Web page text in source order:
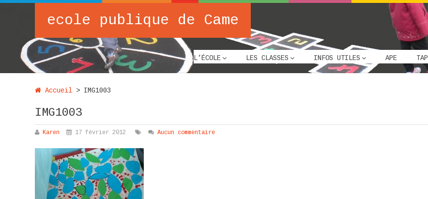
ecole publique de Came
L’ÉCOLE LES CLASSES INFOS UTILES APE TAP
Accueil > IMG1003
IMG1003
Karen 17 février 2012 Aucun commentaire